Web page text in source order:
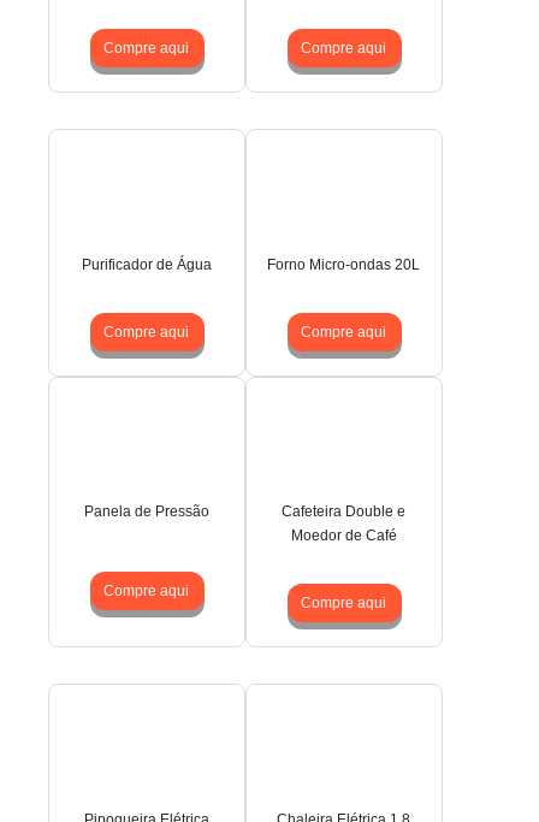
Compre aqui Compre aqui
Purificador de Água
Compre aqui
Forno Micro-ondas 20L
Compre aqui
Panela de Pressão
Compre aqui
Cafeteira Double e
Moedor de Café
Compre aqui